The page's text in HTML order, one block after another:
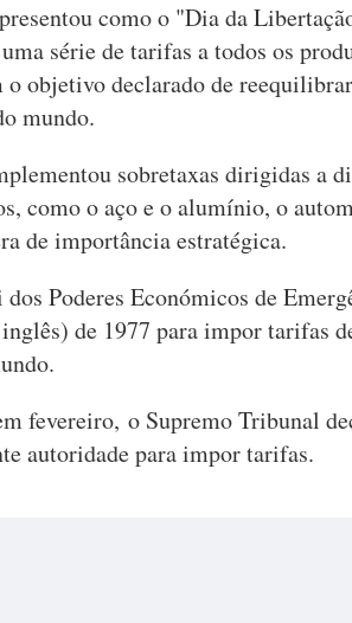
como o "Dia da
série de tarifas a todos os
o objetivo declarado de
mundo.
sobretaxas dirigidas a
como o aço e o alumínio, o
de importância estratégica.
Poderes Económicos de
de 1977 para impor tarifas
fevereiro, o Supremo Tribunal
autoridade para impor tarifas.